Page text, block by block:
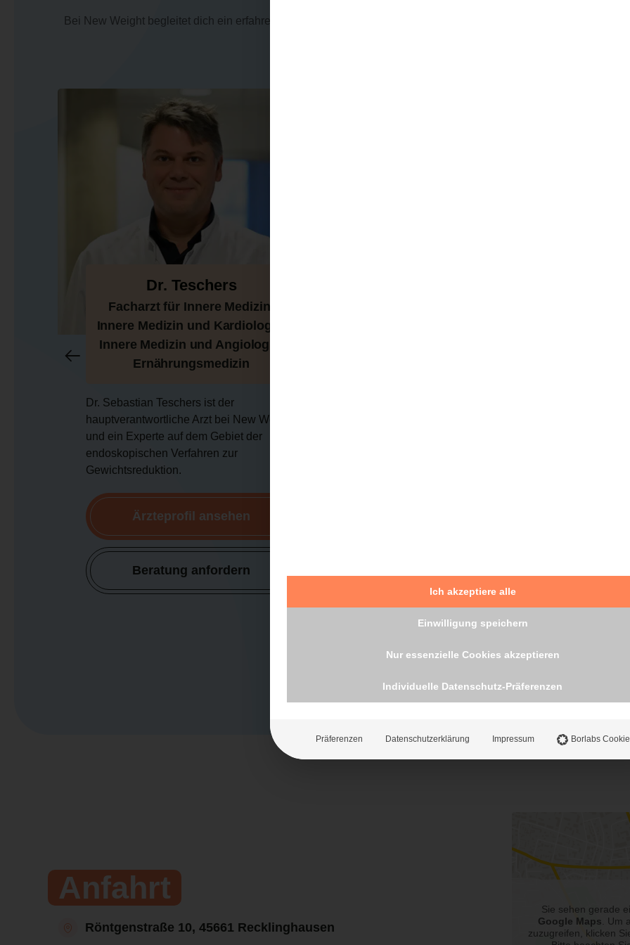
Bei New Weight begleitet dich ein erfahrenes Team aus Fachärztinnen und Fachärzten für Innere Medizin und
Dr. Teschers
Facharzt für Innere Medizin,
Innere Medizin und Kardiologie,
Innere Medizin und Angiologie,
Ernährungsmedizin
Dr. Sebastian Teschers ist der
hauptverantwortliche Arzt bei New Weight
und ein Experte auf dem Gebiet der
endoskopischen Verfahren zur
Gewichtsreduktion.
Ärzteprofil ansehen
Beratung anfordern
Sie sehen gerade
Google Maps .
zuzugreifen, klicken
Anfahrt
Röntgenstraße 10, 45661 Recklinghausen
Ich akzeptiere alle
Einwilligung speichern
Nur essenzielle Cookies akzeptieren
Individuelle Datenschutz-Präferenzen
Präferenzen Datenschutzerklärung Impressum Borlabs Cookie